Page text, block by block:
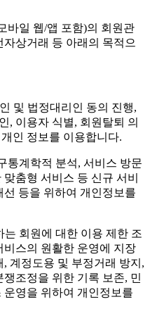
바일 웹/앱 포함)의 회원관
자상거래 등 아래의 목적으
및 법정대리인 동의 진행,
, 이용자 식별, 회원탈퇴 의
인 정보를 이용합니다.
통계학적 분석, 서비스 방문
춤형 서비스 등 신규 서비
등을 위하여 개인정보를
회원에 대한 이용 제한 조
스의 원활한 운영에 지장
계정도용 및 부정거래 방지,
조정을 위한 기록 보존, 민
영을 위하여 개인정보를